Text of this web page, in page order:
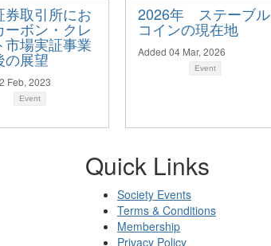
券取引所にお
ーボン・クレ
市場実証事業
の展望
Feb, 2023
Event
2026年 ステーブル
コインの現在地
Added 04 Mar, 2026
Event
Quick Links
Society Events
Terms & Conditions
Membership
Privacy Policy